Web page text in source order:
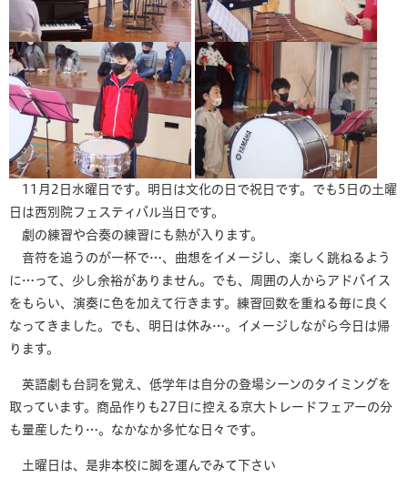
11月2日水曜日です。明日は文化の日で祝日です。でも5日の土曜
日は西別院フェスティバル当日です。
劇の練習や合奏の練習にも熱が入ります。
音符を追うのが一杯で…、曲想をイメージし、楽しく跳ねるよう
に…って、少し余裕がありません。でも、周囲の人からアドバイス
をもらい、演奏に色を加えて行きます。練習回数を重ねる毎に良く
なってきました。でも、明日は休み…。イメージしながら今日は帰
ります。
英語劇も台詞を覚え、低学年は自分の登場シーンのタイミングを
取っています。商品作りも27日に控える京大トレードフェアーの分
も量産したり…。なかなか多忙な日々です。
土曜日は、是非本校に脚を運んでみて下さい